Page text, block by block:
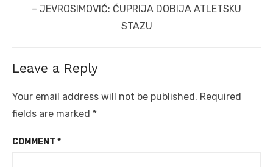
post:– JEVROSIMOVIĆ: ĆUPRIJA DOBIJA ATLETSKU
STAZU
Leave a Reply
Your email address will not be published. Required
fields are marked *
COMMENT *